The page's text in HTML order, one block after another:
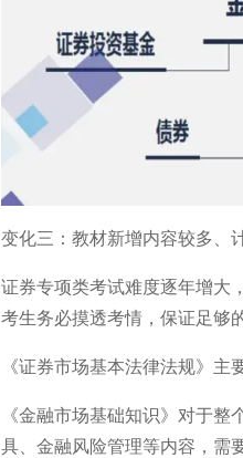
变化三：教材新增内容较多、
证券专项类考试难度逐年增大
考生务必摸透考情，保证足够
《证券市场基本法律法规》
《金融市场基础知识》对于
具、金融风险管理等内容，需